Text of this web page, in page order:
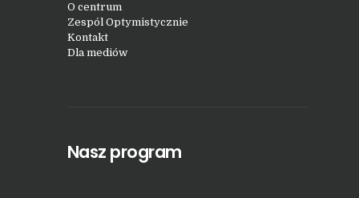
O centrum
Zespól Optymistycznie
Kontakt
Dla mediów
Nasz program